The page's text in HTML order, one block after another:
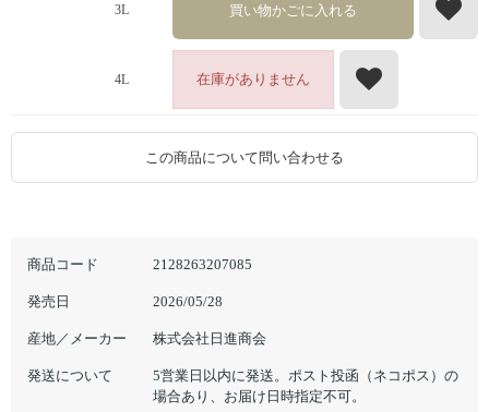
商品コード 2128263207085
発売日 2026/05/28
産地／メーカー 株式会社日進商会
発送について
5営業日以内に発送。ポスト投函（ネコポス）の
場合あり、お届け日時指定不可。
3L 買い物かごに入れる
4L 在庫がありません
この商品について問い合わせる